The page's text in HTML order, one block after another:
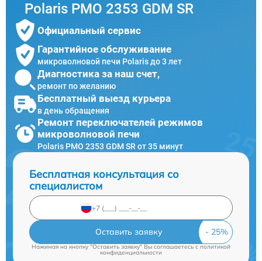
Polaris PMO 2353 GDM SR
Официальный сервис
Гарантийное обслуживание
микроволновой печи Polaris до 3 лет
Диагностика за наш счет,
ремонт по желанию
Бесплатный выезд курьера
в день обращения
Ремонт переключателей режимов
микроволновой печи
Polaris PMO 2353 GDM SR от 35 минут
Бесплатная консультация со
специалистом
Оставить заявку
Нажимая на кнопку "Оставить заявку" Вы соглашаетесь cполитикой
конфиденциальности